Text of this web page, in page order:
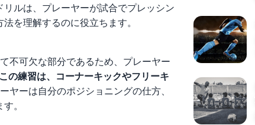
ルは、プレーヤーが試合でプレッシン
を理解するのに役立ちます。
不可欠な部分であるため、プレーヤー
この練習は、コーナーキックやフリーキ
ヤーは自分のポジショニングの仕方、
。